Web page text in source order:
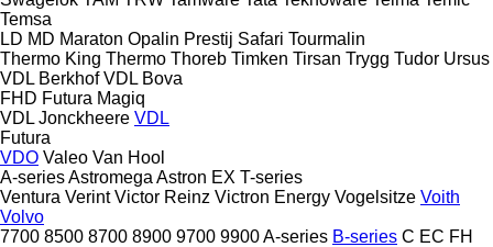
Temsa
LD MD Maraton Opalin Prestij Safari Tourmalin
Thermo King Thermo Thoreb Timken Tirsan Trygg Tudor Ursus
VDL Berkhof VDL Bova
FHD Futura Magiq
VDL Jonckheere VDL
Futura
VDO Valeo Van Hool
A-seriesAstromega Astron EX T-series
Ventura Verint Victor Reinz Victron Energy Vogelsitze Voith
Volvo
7700 8500 8700 8900 9700 9900A-series B-series C EC FH